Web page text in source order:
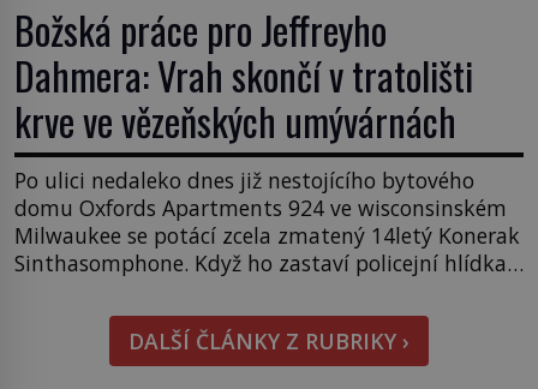
Božská práce pro Jeffreyho
Dahmera: Vrah skončí v tratolišti
krve ve vězeňských umývárnách
Po ulici nedaleko dnes již nestojícího bytového
domu Oxfords Apartments 924 ve wisconsinském
Milwaukee se potácí zcela zmatený 14letý Konerak
Sinthasomphone. Když ho zastaví policejní hlídka,
Strážníci ho dopraví zpět do udaného bytu. Oním
„kamarádem“ je ovšem jeden z nejslavnějších
vrahů, Jeffrey Dahmer (1960–1994). Je 27. května
DALŠÍ ČLÁNKY Z RUBRIKY ›